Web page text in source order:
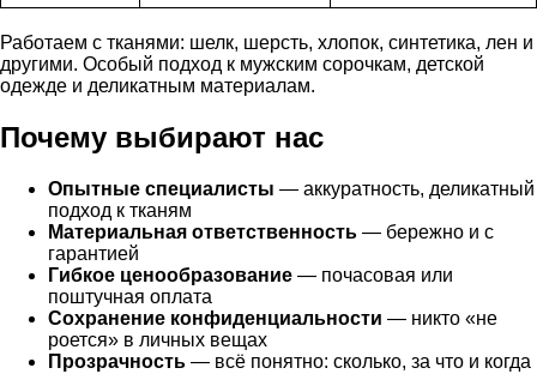
Работаем с тканями: шелк, шерсть, хлопок, синтетика, лен и
другими. Особый подход к мужским сорочкам, детской
одежде и деликатным материалам.
Почему выбирают нас
Опытные специалисты — аккуратность, деликатный
подход к тканям
Материальная ответственность — бережно и с
гарантией
Гибкое ценообразование — почасовая или
поштучная оплата
Сохранение конфиденциальности — никто «не
роется» в личных вещах
Прозрачность — всё понятно: сколько, за что и когда